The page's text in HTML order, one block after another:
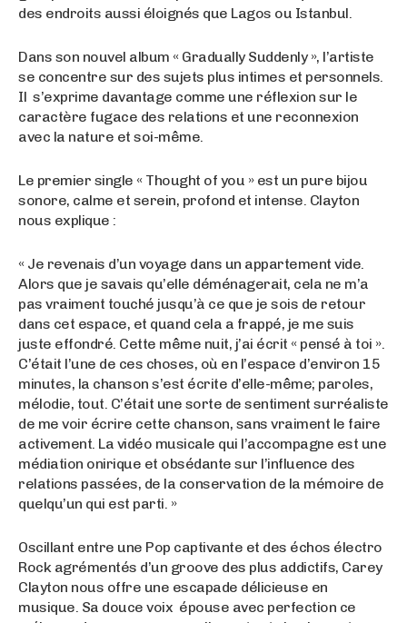
des endroits aussi éloignés que Lagos ou Istanbul.
Dans son nouvel album « Gradually Suddenly », l’artiste
se concentre sur des sujets plus intimes et personnels.
Il s’exprime davantage comme une réflexion sur le
caractère fugace des relations et une reconnexion
avec la nature et soi-même.
Le premier single « Thought of you » est un pure bijou
sonore, calme et serein, profond et intense. Clayton
nous explique :
« Je revenais d’un voyage dans un appartement vide.
Alors que je savais qu’elle déménagerait, cela ne m’a
pas vraiment touché jusqu’à ce que je sois de retour
dans cet espace, et quand cela a frappé, je me suis
juste effondré. Cette même nuit, j’ai écrit « pensé à toi ».
C’était l’une de ces choses, où en l’espace d’environ 15
minutes, la chanson s’est écrite d’elle-même; paroles,
mélodie, tout. C’était une sorte de sentiment surréaliste
de me voir écrire cette chanson, sans vraiment le faire
activement. La vidéo musicale qui l’accompagne est une
médiation onirique et obsédante sur l’influence des
relations passées, de la conservation de la mémoire de
quelqu’un qui est parti. »
Oscillant entre une Pop captivante et des échos électro
Rock agrémentés d’un groove des plus addictifs, Carey
Clayton nous offre une escapade délicieuse en
musique. Sa douce voix épouse avec perfection ce